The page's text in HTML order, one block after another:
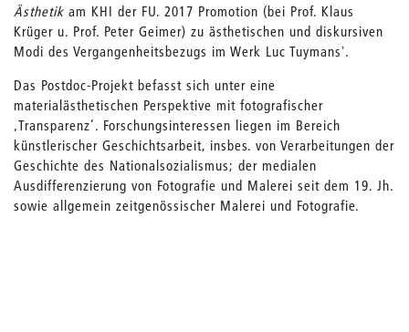
Ästhetik am KHI der FU. 2017 Promotion (bei Prof. Klaus
Krüger u. Prof. Peter Geimer) zu ästhetischen und diskursiven
Modi des Vergangenheitsbezugs im Werk Luc Tuymansʼ.
Das Postdoc-Projekt befasst sich unter eine
materialästhetischen Perspektive mit fotografischer
‚Transparenz‘. Forschungsinteressen liegen im Bereich
künstlerischer Geschichtsarbeit, insbes. von Verarbeitungen der
Geschichte des Nationalsozialismus; der medialen
Ausdifferenzierung von Fotografie und Malerei seit dem 19. Jh.
sowie allgemein zeitgenössischer Malerei und Fotografie.